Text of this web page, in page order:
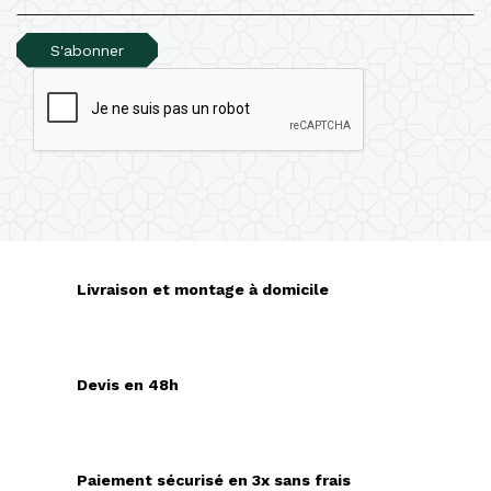
S'abonner
Livraison et montage à domicile
Devis en 48h
Paiement sécurisé en 3x sans frais